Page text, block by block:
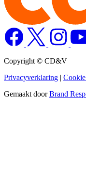
Copyright © CD&V
Privacyverklaring |
Gemaakt doorBrand